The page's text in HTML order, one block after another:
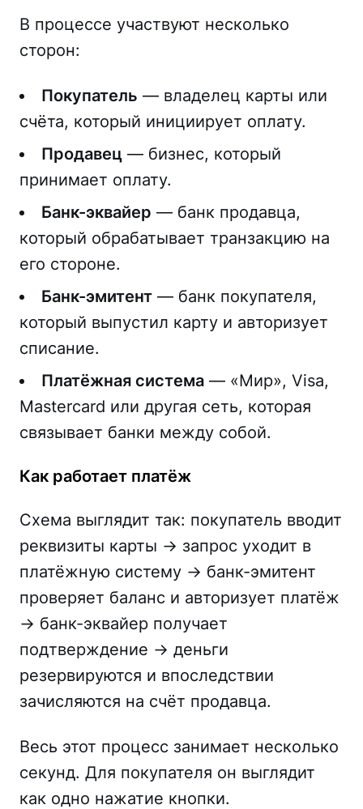
В процессе участвуют несколько
сторон:
Покупатель — владелец карты или
счёта, который инициирует оплату.
Продавец — бизнес, который
принимает оплату.
Банк-эквайер — банк продавца,
который обрабатывает транзакцию на
его стороне.
Банк-эмитент — банк покупателя,
который выпустил карту и авторизует
списание.
Платёжная система — «Мир», Visa,
Mastercard или другая сеть, которая
связывает банки между собой.
Как работает платёж
Схема выглядит так: покупатель вводит
реквизиты карты -> запрос уходит в
платёжную систему -> банк-эмитент
проверяет баланс и авторизует платёж
-> банк-эквайер получает
подтверждение -> деньги
резервируются и впоследствии
зачисляются на счёт продавца.
Весь этот процесс занимает несколько
секунд. Для покупателя он выглядит
как одно нажатие кнопки.